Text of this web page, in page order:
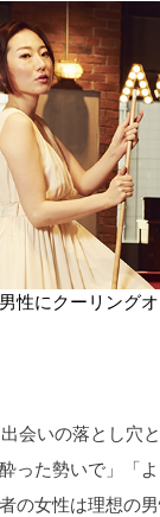
性にクーリング
会いの落とし穴
った勢いで」「
の女性は理想の